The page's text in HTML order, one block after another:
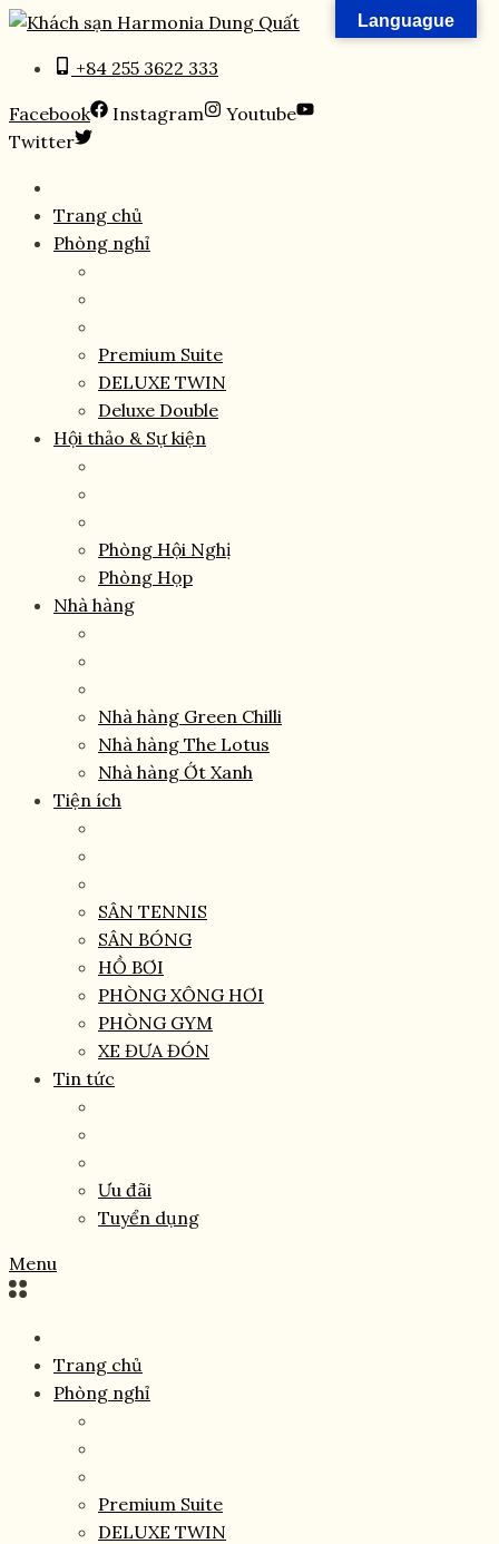
Skip
content+84 255 3622 333
Facebook Instagram
Youtube
Twitter
Trang chủ
Phòng nghỉ
Premium Suite
DELUXE TWIN
Deluxe Double
Hội thảo & Sự kiện
Phòng Hội Nghị
Phòng Họp
Nhà hàng
Nhà hàng Green Chilli
Nhà hàng The Lotus
Nhà hàng Ớt Xanh
Tiện ích
SÂN TENNIS
SÂN BÓNG
HỒ BƠI
PHÒNG XÔNG HƠI
PHÒNG GYM
XE ĐƯA ĐÓN
Tin tức
Ưu đãi
Tuyển dụng
Menu
Trang chủ
Phòng nghỉ
Premium Suite
DELUXE TWIN
Languague